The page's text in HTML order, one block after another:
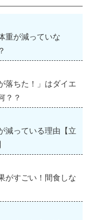
重が減っていな
落ちた！」はダイエ
？？
減っている理由【立
がすごい！間食しな